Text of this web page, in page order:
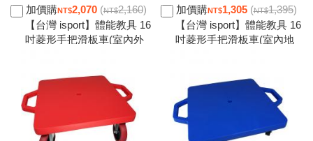
加價購 2,070 ( 2,160)
【台灣 isport】體能教具 16
吋菱形手把滑板車(室內外
加價購 1,305( 1,395)
【台灣 isport】體能教具 16
吋菱形手把滑板車(室內地